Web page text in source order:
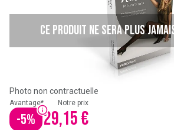
Ce produit ne sera plus
Photo non contractuelle
Avantage*
-5%
Notre prix
29,15 €